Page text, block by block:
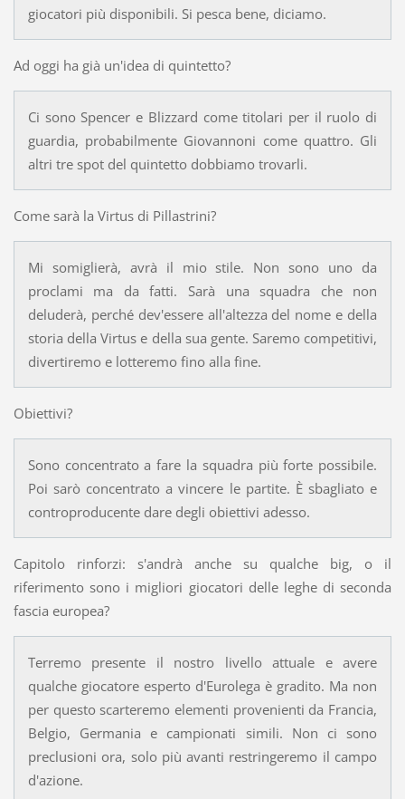
giocatori più disponibili. Si pesca bene, diciamo.
Ad oggi ha già un'idea di quintetto?
Ci sono Spencer e Blizzard come titolari per il ruolo di
guardia, probabilmente Giovannoni come quattro. Gli
altri tre spot del quintetto dobbiamo trovarli.
Come sarà la Virtus di Pillastrini?
Mi somiglierà, avrà il mio stile. Non sono uno da
proclami ma da fatti. Sarà una squadra che non
deluderà, perché dev'essere all'altezza del nome e della
storia della Virtus e della sua gente. Saremo competitivi,
divertiremo e lotteremo fino alla fine.
Obiettivi?
Sono concentrato a fare la squadra più forte possibile.
Poi sarò concentrato a vincere le partite. È sbagliato e
controproducente dare degli obiettivi adesso.
Capitolo rinforzi: s'andrà anche su qualche big, o il
riferimento sono i migliori giocatori delle leghe di seconda
fascia europea?
Terremo presente il nostro livello attuale e avere
qualche giocatore esperto d'Eurolega è gradito. Ma non
per questo scarteremo elementi provenienti da Francia,
Belgio, Germania e campionati simili. Non ci sono
preclusioni ora, solo più avanti restringeremo il campo
d'azione.